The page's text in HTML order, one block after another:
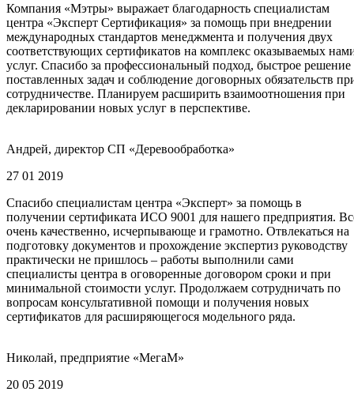
Компания «Мэтры» выражает благодарность специалистам
центра «Эксперт Сертификация» за помощь при внедрении
международных стандартов менеджмента и получения двух
соответствующих сертификатов на комплекс оказываемых
услуг. Спасибо за профессиональный подход, быстрое решение
поставленных задач и соблюдение договорных обязательств
сотрудничестве. Планируем расширить взаимоотношения при
декларировании новых услуг в перспективе.
Андрей, директор СП «Деревообработка»
27 01 2019
Спасибо специалистам центра «Эксперт» за помощь в
получении сертификата ИСО 9001 для нашего предприятия.
очень качественно, исчерпывающе и грамотно. Отвлекаться на
подготовку документов и прохождение экспертиз руководству
практически не пришлось – работы выполнили сами
специалисты центра в оговоренные договором сроки и при
минимальной стоимости услуг. Продолжаем сотрудничать по
вопросам консультативной помощи и получения новых
сертификатов для расширяющегося модельного ряда.
Николай, предприятие «МегаМ»
20 05 2019